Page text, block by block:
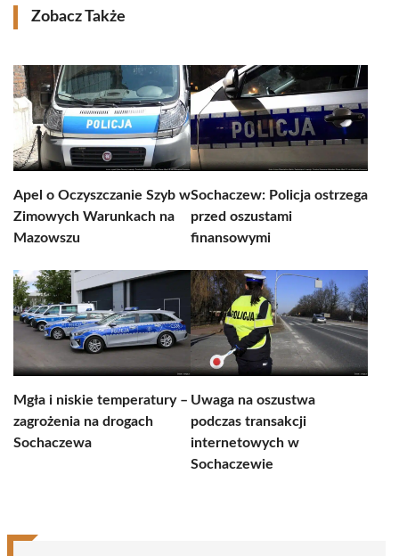
Zobacz Także
Apel o Oczyszczanie Szyb w
Zimowych Warunkach na
Mazowszu
Sochaczew: Policja ostrzega
przed oszustami
finansowymi
Mgła i niskie temperatury –
zagrożenia na drogach
Sochaczewa
Uwaga na oszustwa
podczas transakcji
internetowych w
Sochaczewie